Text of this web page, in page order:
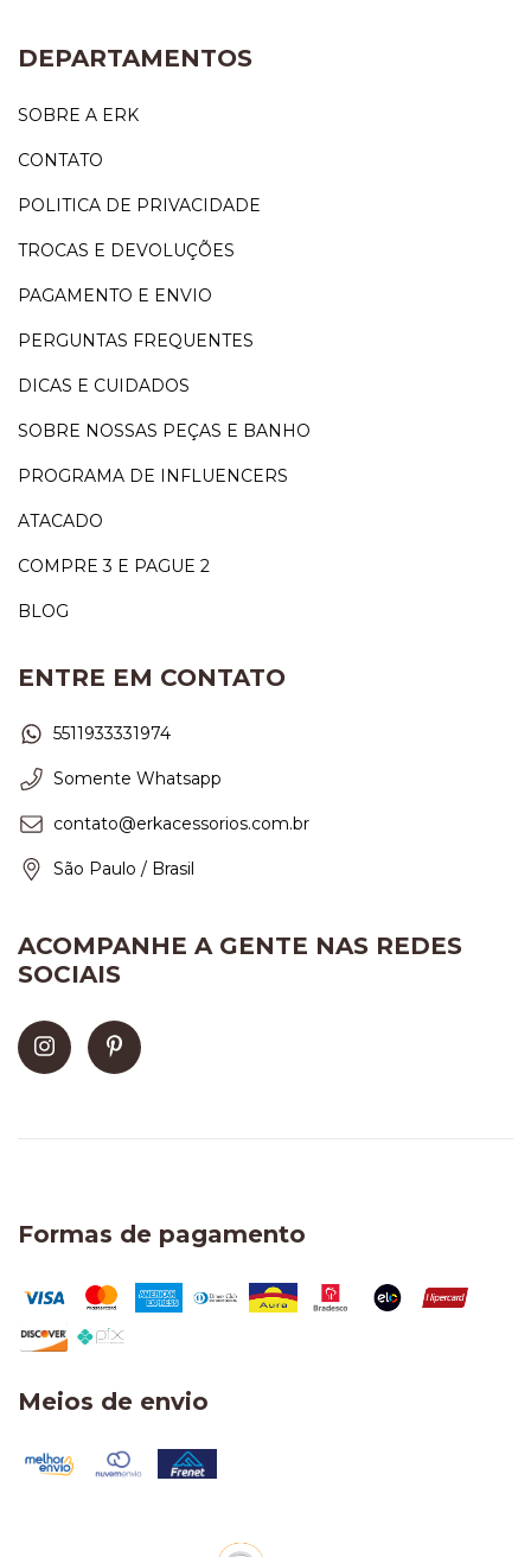
DEPARTAMENTOS
SOBRE A ERK
CONTATO
POLITICA DE PRIVACIDADE
TROCAS E DEVOLUÇÕES
PAGAMENTO E ENVIO
PERGUNTAS FREQUENTES
DICAS E CUIDADOS
SOBRE NOSSAS PEÇAS E BANHO
PROGRAMA DE INFLUENCERS
ATACADO
COMPRE 3 E PAGUE 2
BLOG
ENTRE EM CONTATO
5511933331974
Somente Whatsapp
contato@erkacessorios.com.br
São Paulo / Brasil
ACOMPANHE A GENTE NAS REDES
SOCIAIS
Formas de pagamento
Meios de envio